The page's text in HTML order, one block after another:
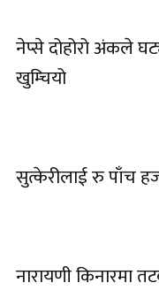
नेप्से दोहोरो अंकले
खुम्चियो
सुत्केरीलाई रु पाँच
नारायणी किनारमा